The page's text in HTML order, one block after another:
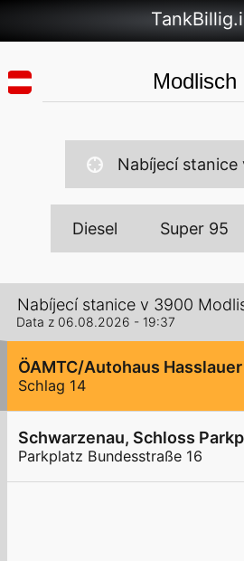
Nabíjecí stanice
Diesel Super 95
Nabíjecí stanice v 3900
Data z 06.08.2026 - 19:37
ÖAMTC/Autohaus Hasslauer
Schlag 14
Schwarzenau, Schloss
Parkplatz Bundesstraße 16